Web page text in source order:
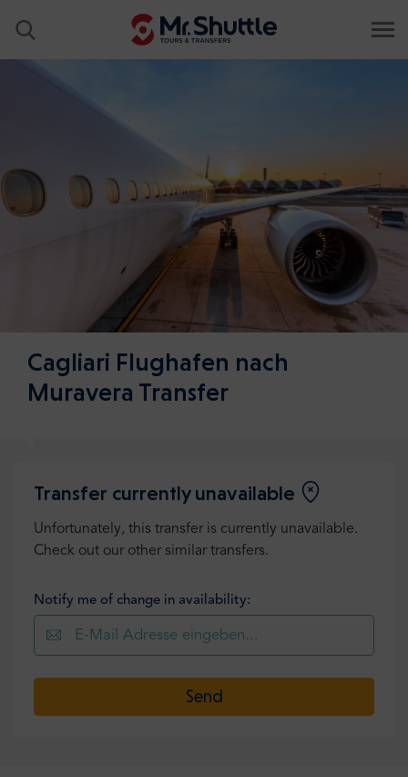
Cagliari Flughafen nach
Muravera Transfer
Transfer currently unavailable
Unfortunately, this transfer is currently unavailable.
Check out our other similar transfers.
Notify me of change in availability:
Send